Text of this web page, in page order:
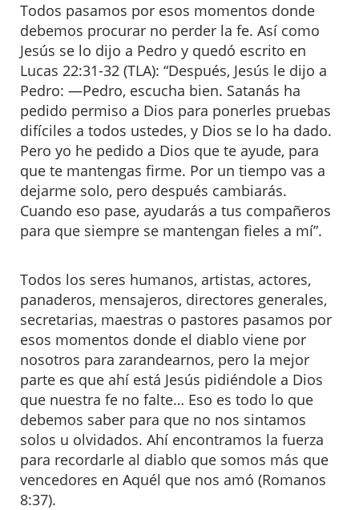
Todos pasamos por esos momentos donde
debemos procurar no perder la fe. Así como
Jesús se lo dijo a Pedro y quedó escrito en
Lucas 22:31-32 (TLA): “Después, Jesús le dijo a
Pedro: —Pedro, escucha bien. Satanás ha
pedido permiso a Dios para ponerles pruebas
difíciles a todos ustedes, y Dios se lo ha dado.
Pero yo he pedido a Dios que te ayude, para
que te mantengas firme. Por un tiempo vas a
dejarme solo, pero después cambiarás.
Cuando eso pase, ayudarás a tus compañeros
para que siempre se mantengan fieles a mí”.
Todos los seres humanos, artistas, actores,
panaderos, mensajeros, directores generales,
secretarias, maestras o pastores pasamos por
esos momentos donde el diablo viene por
nosotros para zarandearnos, pero la mejor
parte es que ahí está Jesús pidiéndole a Dios
que nuestra fe no falte… Eso es todo lo que
debemos saber para que no nos sintamos
solos u olvidados. Ahí encontramos la fuerza
para recordarle al diablo que somos más que
vencedores en Aquél que nos amó (Romanos
8:37).